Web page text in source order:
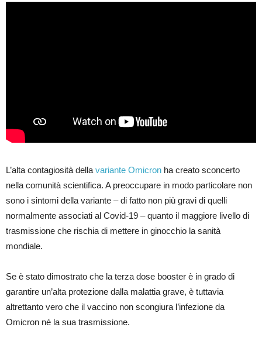
L’alta contagiosità della variante Omicron ha creato sconcerto
nella comunità scientifica. A preoccupare in modo particolare non
sono i sintomi della variante – di fatto non più gravi di quelli
normalmente associati al Covid-19 – quanto il maggiore livello di
trasmissione che rischia di mettere in ginocchio la sanità
mondiale.
Se è stato dimostrato che la terza dose booster è in grado di
garantire un’alta protezione dalla malattia grave, è tuttavia
altrettanto vero che il vaccino non scongiura l’infezione da
Omicron né la sua trasmissione.